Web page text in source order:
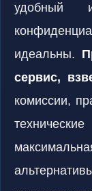
удобный
идеальны.
сервис,
комиссии,